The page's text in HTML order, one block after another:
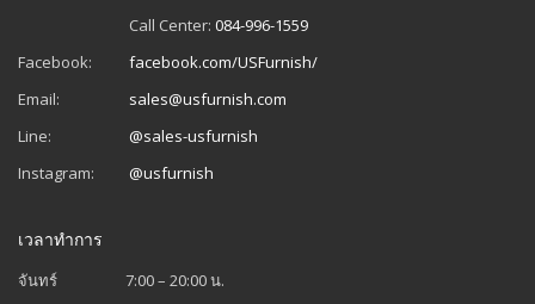
Call Center: 084-996-1559
Facebook:
facebook.com/USFurnish/
Email:
sales@usfurnish.com
Line:
@sales-usfurnish
Instagram:
@usfurnish
เวลาทำการ
จันทร์
7:00 – 20:00 น.